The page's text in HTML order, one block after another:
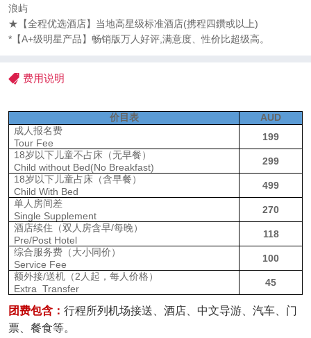
浪屿
★【全程优选酒店】当地高星级标准酒店(携程四鑽或以上)
*【A+级明星产品】畅销版万人好评,满意度、性价比超级高。
费用说明
价目表
AUD
成人报名费
Tour Fee
199
18岁以下儿童不占床（无早餐）
Child without Bed(No Breakfast)
299
18岁以下儿童占床（含早餐）
Child With Bed
499
单人房间差
Single Supplement
270
酒店续住（双人房含早/每晚）
Pre/Post Hotel
118
综合服务费（大小同价）
Service Fee
100
额外接/送机（2人起，每人价格）
Extra Transfer
45
团费包含： 行程所列机场接送、酒店、中文导游、汽车、门
票、餐食等。